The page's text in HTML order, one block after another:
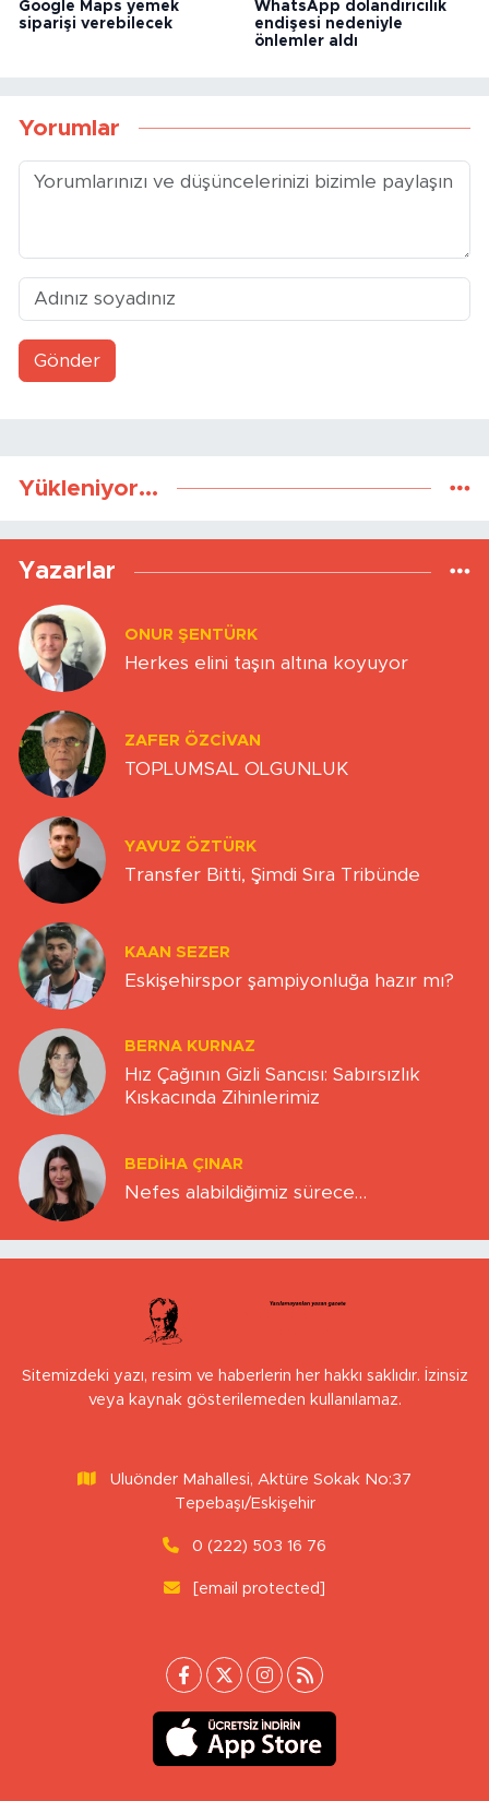
Google Maps yemek
siparişi verebilecek
WhatsApp dolandırıcılık
endişesi nedeniyle
önlemler aldı
Yorumlar
Gönder
Yükleniyor...
Yazarlar
ONUR ŞENTÜRK
Herkes elini taşın altına koyuyor
ZAFER ÖZCIVAN
TOPLUMSAL OLGUNLUK
YAVUZ ÖZTÜRK
Transfer Bitti, Şimdi Sıra Tribünde
KAAN SEZER
Eskişehirspor şampiyonluğa hazır mı?
BERNA KURNAZ
Hız Çağının Gizli Sancısı: Sabırsızlık
Kıskacında Zihinlerimiz
BEDIHA ÇINAR
Nefes alabildiğimiz sürece…
Sitemizdeki yazı, resim ve haberlerin her hakkı saklıdır. İzinsiz
veya kaynak gösterilemeden kullanılamaz.
Uluönder Mahallesi, Aktüre Sokak No:37
Tepebaşı/Eskişehir
0 (222) 503 16 76
[email protected]